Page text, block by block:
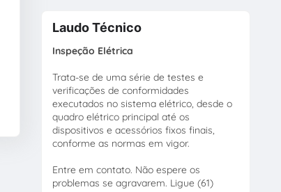
Laudo Técnico
Inspeção Elétrica
Trata-se de uma série de testes e
verificações de conformidades
executados no sistema elétrico, desde o
quadro elétrico principal até os
dispositivos e acessórios fixos finais,
conforme as normas em vigor.
Entre em contato. Não espere os
problemas se agravarem. Ligue (61)